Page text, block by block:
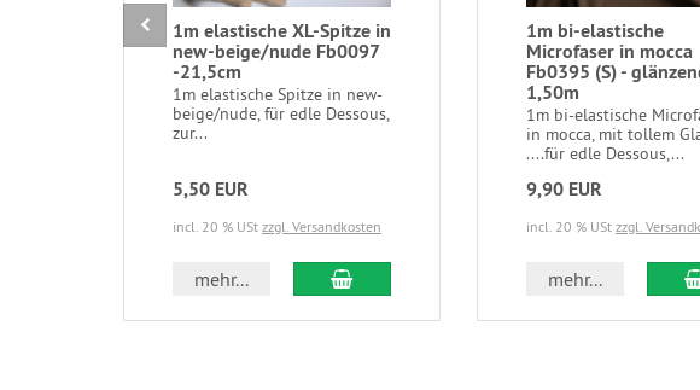
1m elastische XL-Spitze in
new-beige/nude Fb0097
-21,5cm
1m elastische Spitze in new-
beige/nude, für edle Dessous,
zur...
5,50 EUR
incl. 20 % USt zzgl. Versandkosten
mehr... In den Warenkorb
1m bi-elastische
Microfaser in mocca
Fb0395 (S) -
1,50m
1m bi-elastische
in mocca, mit tollem
....für edle Dessous,...
9,90 EUR
incl. 20 % USt zzgl.
mehr...